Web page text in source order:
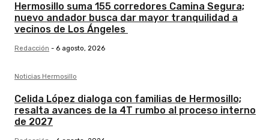
Hermosillo suma 155 corredores Camina Segura;
nuevo andador busca dar mayor tranquilidad a
vecinos de Los Ángeles
Redacción - 6 agosto, 2026
Noticias Hermosillo
Celida López dialoga con familias de Hermosillo;
resalta avances de la 4T rumbo al proceso interno
de 2027